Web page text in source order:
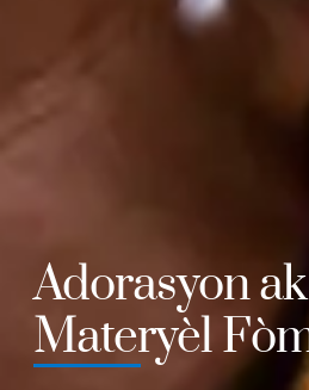
Adorasyon ak
Materyèl